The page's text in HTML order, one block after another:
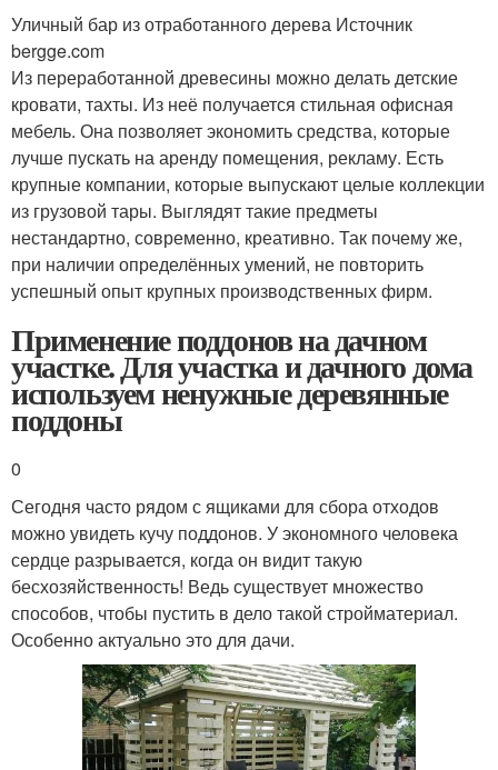
Уличный бар из отработанного дерева Источник
bergge.com
Из переработанной древесины можно делать детские
кровати, тахты. Из неё получается стильная офисная
мебель. Она позволяет экономить средства, которые
лучше пускать на аренду помещения, рекламу. Есть
крупные компании, которые выпускают целые коллекции
из грузовой тары. Выглядят такие предметы
нестандартно, современно, креативно. Так почему же,
при наличии определённых умений, не повторить
успешный опыт крупных производственных фирм.
Применение поддонов на дачном
участке. Для участка и дачного дома
используем ненужные деревянные
поддоны
0
Сегодня часто рядом с ящиками для сбора отходов
можно увидеть кучу поддонов. У экономного человека
сердце разрывается, когда он видит такую
бесхозяйственность! Ведь существует множество
способов, чтобы пустить в дело такой стройматериал.
Особенно актуально это для дачи.